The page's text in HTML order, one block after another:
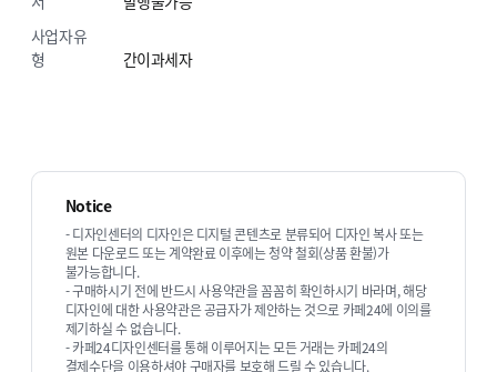
판매중인 디자인 모두보기
사업자유
형
간이과세자
Notice
- 디자인센터의 디자인은 디지털 콘텐츠로 분류되어 디자인 복사 또는
원본 다운로드 또는 계약완료 이후에는 청약 철회(상품 환불)가
불가능합니다.
- 구매하시기 전에 반드시 사용약관을 꼼꼼히 확인하시기 바라며, 해당
디자인에 대한 사용약관은 공급자가 제안하는 것으로 카페24에 이의를
제기하실 수 없습니다.
- 카페24디자인센터를 통해 이루어지는 모든 거래는 카페24의
결제수단을 이용하셔야 구매자를 보호해 드릴 수 있습니다.